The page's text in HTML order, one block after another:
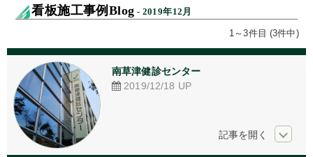
京都市新景観条例
看板Before After
アクリル加工
看板デザイン
看板施工事例Blog - 2019年12月
1～3件目 (3件中)
南草津健診センター
2019/12/18 UP